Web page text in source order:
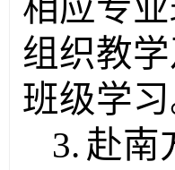
相应专
组织教
班级学习
3. 赴南